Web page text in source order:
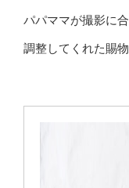
パパママが撮影に
調整してくれた賜